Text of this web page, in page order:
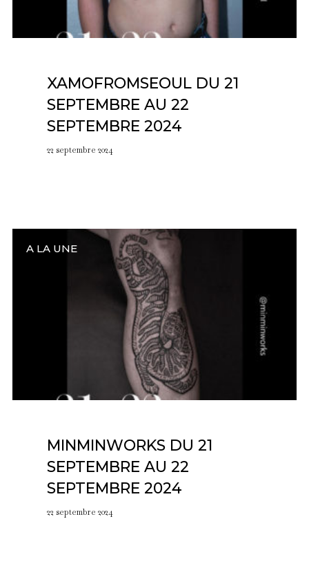
XAMOFROMSEOUL DU 21
SEPTEMBRE AU 22
SEPTEMBRE 2024
22 septembre 2024
A LA UNE
MINMINWORKS DU 21
SEPTEMBRE AU 22
SEPTEMBRE 2024
22 septembre 2024